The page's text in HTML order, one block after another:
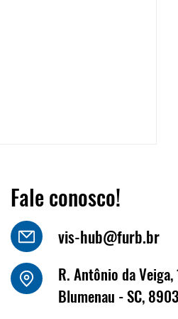
Luiz Kornely - HBSIS
Fale conosco!
vis-hub@furb.br
R. Antônio da
Blumenau - SC,